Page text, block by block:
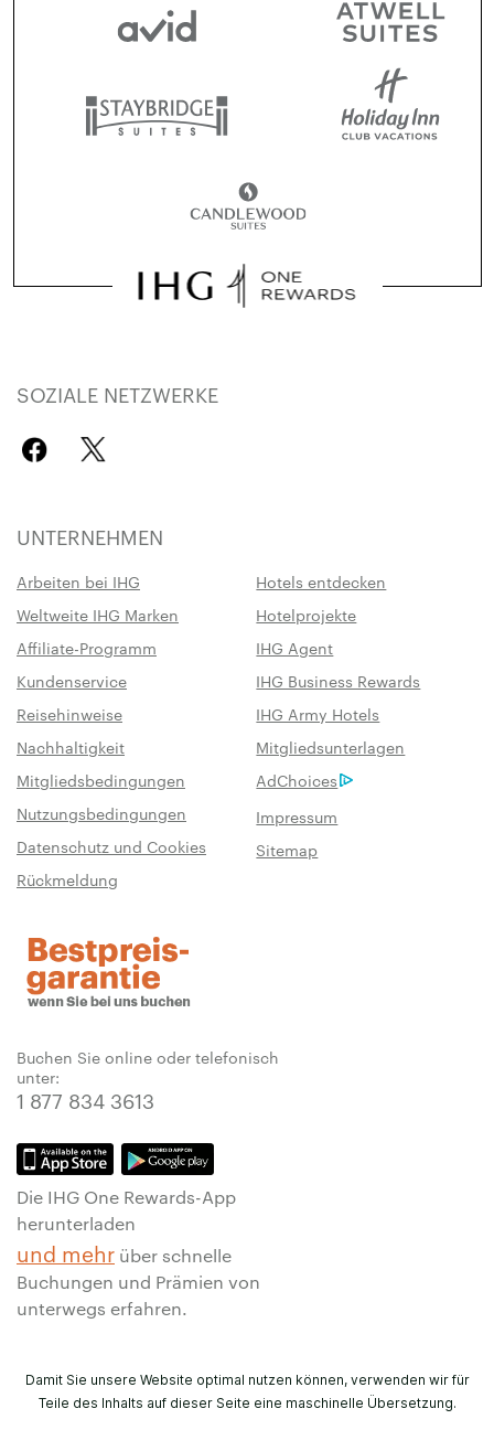
SOZIALE NETZWERKE
UNTERNEHMEN
Arbeiten bei IHG
Hotels entdecken
Weltweite IHG Marken
Hotelprojekte
Affiliate-Programm
IHG Agent
Kundenservice
IHG Business Rewards
Reisehinweise
IHG Army Hotels
Nachhaltigkeit
Mitgliedsunterlagen
Mitgliedsbedingungen
AdChoices
Nutzungsbedingungen
Impressum
Datenschutz und Cookies
Sitemap
Rückmeldung
Buchen Sie online oder telefonisch
unter:
1 877 834 3613
Die IHG One Rewards-App
herunterladen
und mehr über schnelle
Buchungen und Prämien von
unterwegs erfahren.
Damit Sie unsere Website optimal nutzen können, verwenden wir für
Teile des Inhalts auf dieser Seite eine maschinelle Übersetzung.